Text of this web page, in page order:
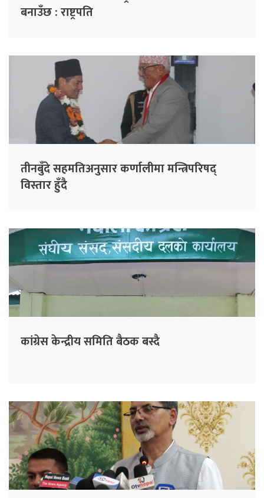
बनाउँछ : राष्ट्रपति
तीनबुँदे सहमतिअनुसार कर्णालीमा मन्त्रिपरिषद्
विस्तार हुँदै
कांग्रेस केन्द्रीय समिति बैठक बस्दै